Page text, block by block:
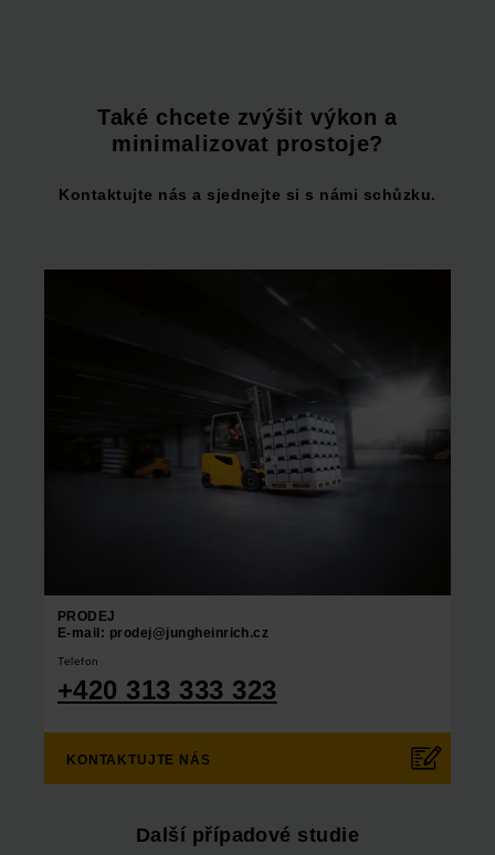
Také chcete zvýšit výkon a
minimalizovat prostoje?
Kontaktujte nás a sjednejte si s námi schůzku.
PRODEJ
E-mail: prodej@jungheinrich.cz
Telefon
+420 313 333 323
KONTAKTUJTE NÁS
Další případové studie